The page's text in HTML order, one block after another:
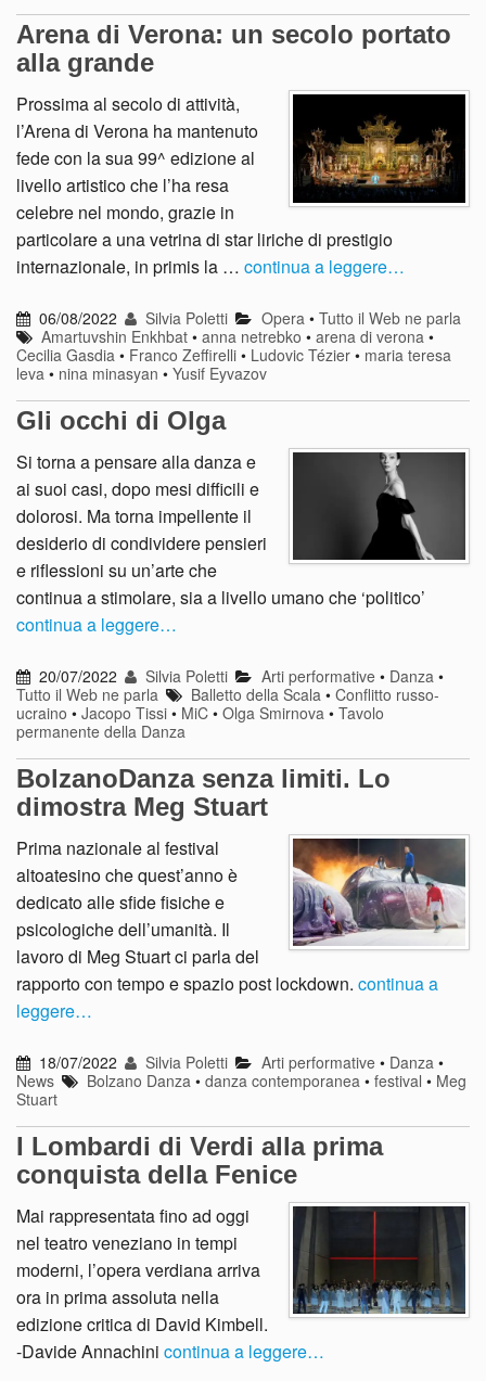
Arena di Verona: un secolo portato
alla grande
Prossima al secolo di attività,
l’Arena di Verona ha mantenuto
fede con la sua 99^ edizione al
livello artistico che l’ha resa
celebre nel mondo, grazie in
particolare a una vetrina di star liriche di prestigio
internazionale, in primis la … continua a leggere…
06/08/2022 Silvia Poletti Opera• Tutto il Web ne parla
Amartuvshin Enkhbat •anna netrebko •arena di verona •
Cecilia Gasdia • Franco Zeffirelli • Ludovic Tézier • maria teresa
leva • nina minasyan • Yusif Eyvazov
Gli occhi di Olga
Si torna a pensare alla danza e
ai suoi casi, dopo mesi difficili e
dolorosi. Ma torna impellente il
desiderio di condividere pensieri
e riflessioni su un’arte che
continua a stimolare, sia a livello umano che ‘politico’
continua a leggere…
20/07/2022 Silvia Poletti Arti performative• Danza •
Tutto il Web ne parla
Balletto della Scala •Conflitto russo-
ucraino • Jacopo Tissi • MiC • Olga Smirnova • Tavolo
permanente della Danza
BolzanoDanza senza limiti. Lo
dimostra Meg Stuart
Prima nazionale al festival
altoatesino che quest’anno è
dedicato alle sfide fisiche e
psicologiche dell’umanità. Il
lavoro di Meg Stuart ci parla del
rapporto con tempo e spazio post lockdown. continua a
leggere…
18/07/2022 Silvia Poletti Arti performative• Danza •
News
Bolzano Danza •danza contemporanea •festival • Meg
Stuart
I Lombardi di Verdi alla prima
conquista della Fenice
Mai rappresentata fino ad oggi
nel teatro veneziano in tempi
moderni, l’opera verdiana arriva
ora in prima assoluta nella
edizione critica di David Kimbell.
-Davide Annachini continua a leggere…